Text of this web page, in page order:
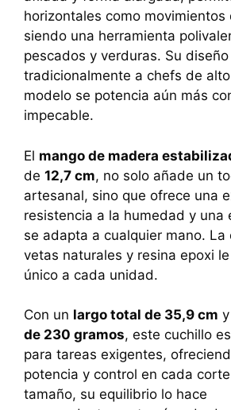
horizontales como movimientos
siendo una herramienta
pescados y verduras. Su
tradicionalmente a chefs de
modelo se potencia aún más
impecable.
El mango de madera
de 12,7 cm, no solo añade un
artesanal, sino que ofrece una
resistencia a la humedad y una
se adapta a cualquier mano. La
vetas naturales y resina epoxi
único a cada unidad.
Con un largo total de 35,9 cm
de 230 gramos, este cuchillo
para tareas exigentes,
potencia y control en cada
tamaño, su equilibrio lo hace